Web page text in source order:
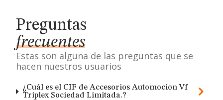
Preguntas
frecuentes
Estas son alguna de las preguntas que se
hacen nuestros usuarios
¿Cuál es el CIF de Accesorios Automocion Vf
Triplex Sociedad Limitada.?